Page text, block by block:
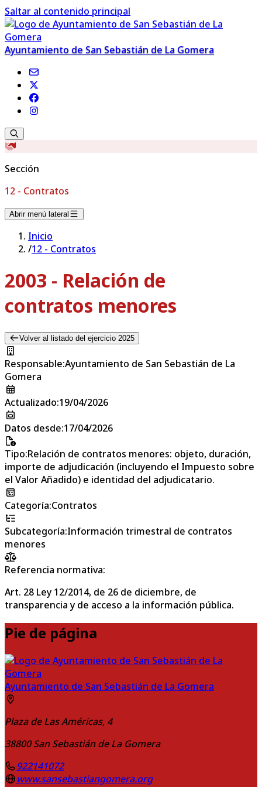
Saltar al contenido principal
Ayuntamiento de San Sebastián de La Gomera
Sección
12 - Contratos
Abrir menú lateral
Inicio
/12 - Contratos
2003 - Relación de
contratos menores
Volver al listado del ejercicio 2025
Responsable:Ayuntamiento de San Sebastián de La
Gomera
Actualizado:19/04/2026
Datos desde:17/04/2026
Tipo:Relación de contratos menores: objeto, duración,
importe de adjudicación (incluyendo el Impuesto sobre
el Valor Añadido) e identidad del adjudicatario.
Categoría:Contratos
Subcategoría:Información trimestral de contratos
menores
Referencia normativa:
Art. 28 Ley 12/2014, de 26 de diciembre, de
transparencia y de acceso a la información pública.
Pie de página
Ayuntamiento de San Sebastián de La Gomera
Plaza de Las Américas, 4
38800 San Sebastián de La Gomera
922141072
www.sansebastiangomera.org